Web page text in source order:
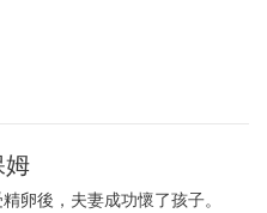
卵後，夫妻成功懷了孩子。